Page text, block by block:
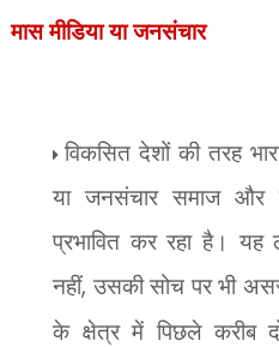
मास मीडिया या जनसंचार
विकसित देशों की तरह
या जनसंचार समाज और
प्रभावित कर रहा है। यह
नहीं, उसकी सोच पर भी
के क्षेत्र में पिछले करीब